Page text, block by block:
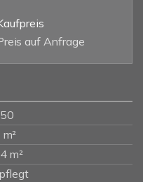
auf Anfrage
m²